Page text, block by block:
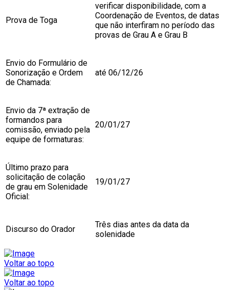
Prova de Toga
verificar disponibilidade, com a
Coordenação de Eventos, de datas
que não interfiram no período das
provas de Grau A e Grau B
Envio do Formulário de
Sonorização e Ordem
de Chamada:
até 06/12/26
Envio da 7ª extração de
formandos para
comissão, enviado pela
equipe de formaturas:
20/01/27
Último prazo para
solicitação de colação
de grau em Solenidade
Oficial:
19/01/27
Discurso do Orador
Três dias antes da data da
solenidade
Voltar ao topo
Voltar ao topo